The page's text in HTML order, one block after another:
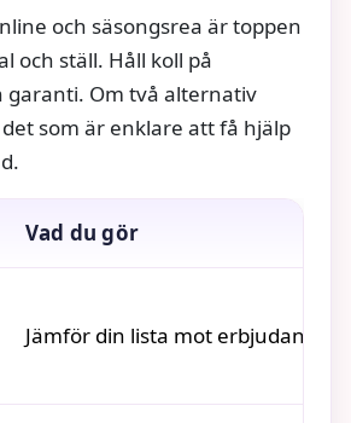
och säsongsrea är toppen
och ställ. Håll koll på
garanti. Om två alternativ
som är enklare att få hjälp
Vad du gör
Jämför din lista mot erbjudanden